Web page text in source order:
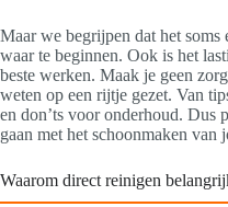
Maar we begrijpen dat het
waar te beginnen. Ook is het
beste werken. Maak je geen
weten op een rijtje gezet. Van
en don’ts voor onderhoud. Dus
gaan met het schoonmaken
Waarom direct reinigen